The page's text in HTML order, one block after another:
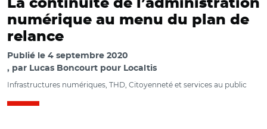
La continuité de l’administration
numérique au menu du plan de
relance
Publié le 4 septembre 2020
par Lucas Boncourt pour Localtis
Infrastructures numériques, THD, Citoyenneté et services au public